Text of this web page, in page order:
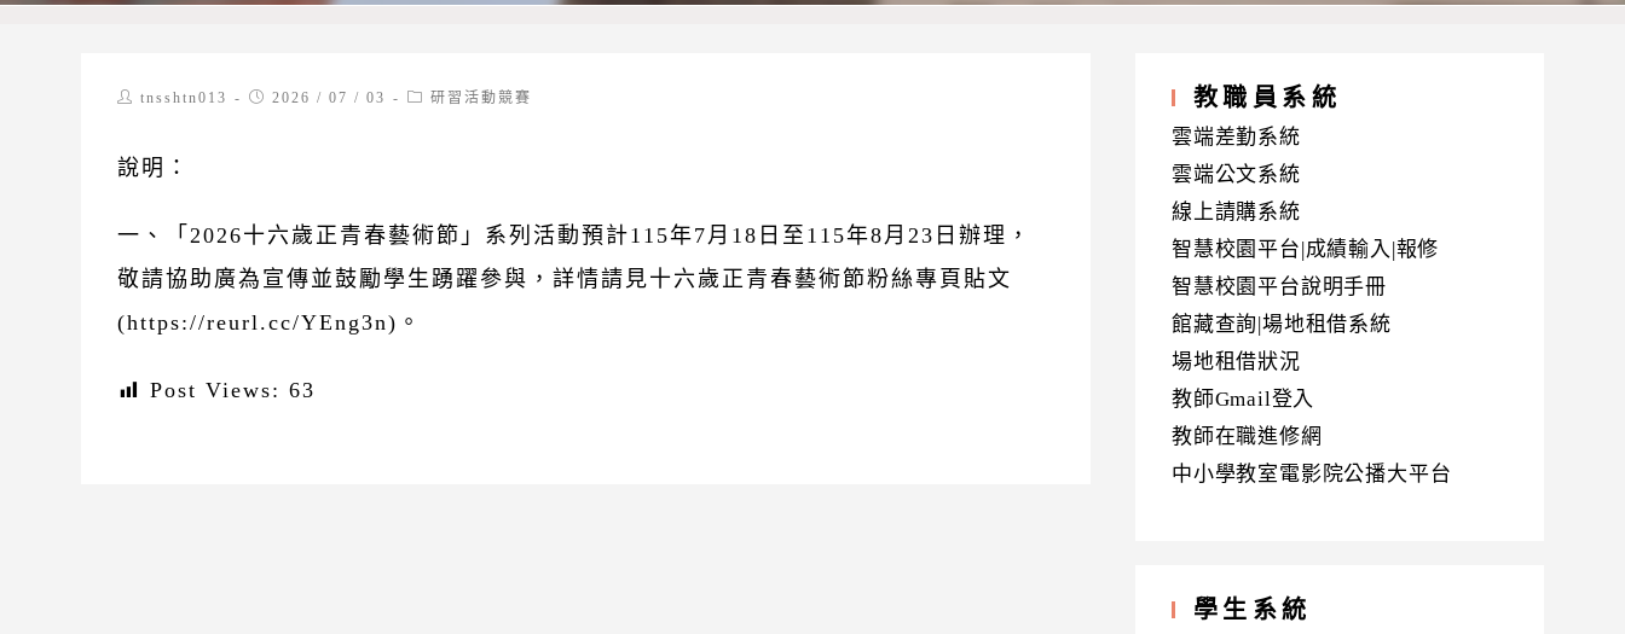
Posttnsshtn013
Post2026 / 07 / 03
Post研習活動競賽
說明：
一、「2026十六歲正青春藝術節」系列活動預計115年7月18日至115年8月23日辦理，
敬請協助廣為宣傳並鼓勵學生踴躍參與，詳情請見十六歲正青春藝術節粉絲專頁貼文
(https://reurl.cc/YEng3n)。
Post Views: 63
教職員系統
雲端差勤系統
雲端公文系統
線上請購系統
智慧校園平台|成績輸入|報修
智慧校園平台說明手冊
館藏查詢|場地租借系統
場地租借狀況
教師Gmail登入
教師在職進修網
中小學教室電影院公播大平台
學生系統